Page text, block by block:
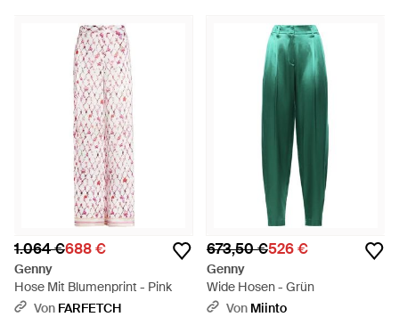
1.064 €688 €
Genny
Hose Mit Blumenprint - Pink
Von FARFETCH
673,50 €526 €
Genny
Wide Hosen - Grün
Von Miinto